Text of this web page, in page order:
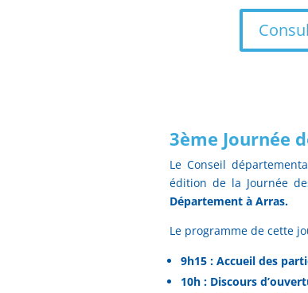
3ème Journée
Le Conseil
édition de la Journée
Département à Arras.
Le programme de cette
9h15 : Accueil des
10h : Discours